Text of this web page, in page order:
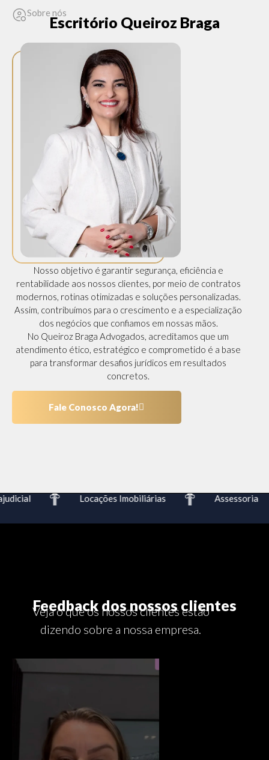
Sobre nós
Escritório Queiroz Braga
Nosso objetivo é garantir segurança, eficiência e
rentabilidade aos nossos clientes, por meio de contratos
modernos, rotinas otimizadas e soluções personalizadas.
Assim, contribuímos para o crescimento e a especialização
dos negócios que confiamos em nossas mãos.
No Queiroz Braga Advogados, acreditamos que um
atendimento ético, estratégico e comprometido é a base
para transformar desafios jurídicos em resultados
concretos.
Fale Conosco Agora!
Locações Imobiliárias Assessoria
Feedback dos nossos clientes
Veja o que os nossos clientes estão
dizendo sobre a nossa empresa.